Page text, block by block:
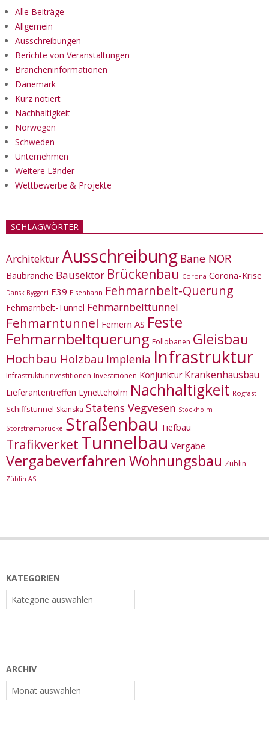
Alle Beiträge
Allgemein
Ausschreibungen
Berichte von Veranstaltungen
Brancheninformationen
Dänemark
Kurz notiert
Nachhaltigkeit
Norwegen
Schweden
Unternehmen
Weitere Länder
Wettbewerbe & Projekte
SCHLAGWÖRTER
ArchitekturAusschreibung Bane NOR
Baubranche Bausektor Brückenbau Corona Corona-Krise
Dansk Byggeri E39 Eisenbahn Fehmarnbelt-Querung
Fehmarnbelt-Tunnel Fehmarnbelttunnel
Fehmarntunnel Femern AS Feste
Fehmarnbeltquerung Follobanen Gleisbau
Hochbau Holzbau Implenia Infrastruktur
Infrastrukturinvestitionen Investitionen Konjunktur Krankenhausbau
Lieferantentreffen Lynetteholm Nachhaltigkeit Rogfast
Schiffstunnel Skanska Statens Vegvesen Stockholm
Storstrømbrücke Straßenbau Tiefbau
Trafikverket Tunnelbau Vergabe
VergabeverfahrenWohnungsbau Züblin
Züblin AS
KATEGORIEN
Kategorien
ARCHIV
Archiv